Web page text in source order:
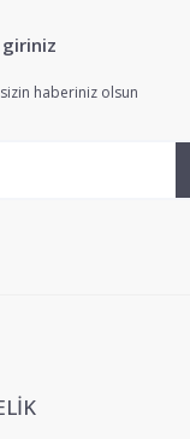
haberiniz olsun